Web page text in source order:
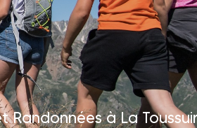
Randonnées à La